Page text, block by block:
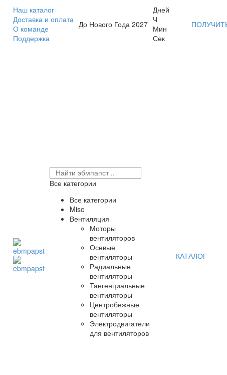
Наш каталог
Доставка и оплата
О команде
Поддержка
До Нового Года 2027
Дней
Ч
Мин
Сек
Все категории
Все категории
Misc
Вентиляция
Моторы
вентиляторов
Осевые
вентиляторы
Радиальные
вентиляторы
Тангенциальные
вентиляторы
Центробежные
вентиляторы
Электродвигатели
для вентиляторов
КАТАЛОГ